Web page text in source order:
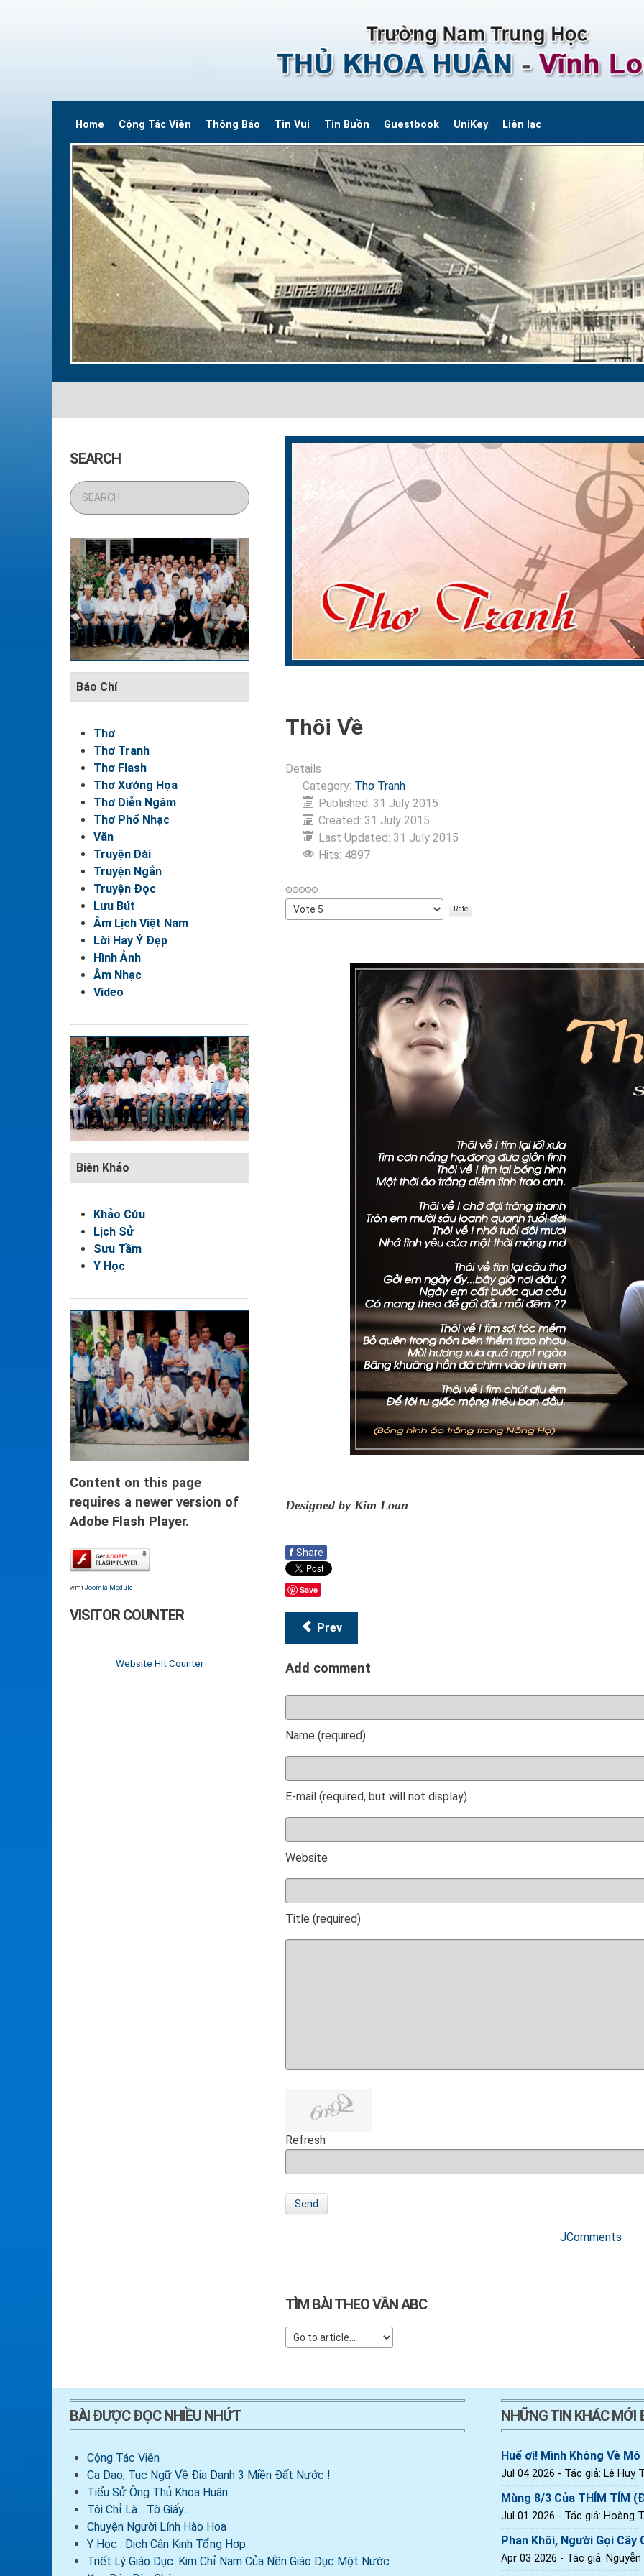
Home Cộng Tác Viên Thông Báo Tin Vui Tin Buồn Guestbook UniKey Liên lạc
SEARCH
Báo Chí
Thơ
Thơ Tranh
Thơ Flash
Thơ Xướng Họa
Thơ Diễn Ngâm
Thơ Phổ Nhạc
Văn
Truyện Dài
Truyện Ngắn
Truyện Đọc
Lưu Bút
Âm Lịch Việt Nam
Lời Hay Ý Đẹp
Hình Ảnh
Âm Nhạc
Video
Biên Khảo
Khảo Cứu
Lịch Sử
Sưu Tầm
Y Học
Content on this page
requires a newer version of
Adobe Flash Player.
wmt Joomla Module
VISITOR COUNTER
Website Hit Counter
Thôi Về
Details
Category: Thơ Tranh
Published: 31 July 2015
Created: 31 July 2015
Last Updated: 31 July 2015
Hits: 4897
Please
Rate
Designed by Kim Loan
f Share
Save
Prev
Add comment
Name (required)
E-mail (required, but will not display)
Website
Title (required)
Refresh
Send
JComments
TÌM BÀI THEO VẦN ABC
BÀI ĐƯỢC ĐỌC NHIỀU NHỨT
Cộng Tác Viên
Ca Dao, Tục Ngữ Về Địa Danh 3 Miền Đất Nước !
Tiểu Sử Ông Thủ Khoa Huân
Tôi Chỉ Là... Tờ Giấy...
Chuyện Người Lính Hào Hoa
Y Học : Dịch Cân Kinh Tổng Hợp
Triết Lý Giáo Dục: Kim Chỉ Nam Của Nền Giáo Dục Một Nước
NHỮNG TIN KHÁC MỚI
Huế ơi! Mình Không Về Mô
Jul 04 2026 - Tác giả: Lê Huy
Mùng 8/3 Của THÍM TÍM
Jul 01 2026 - Tác giả: Hoàng
Phan Khôi, Người Gọi Cây
Apr 03 2026 - Tác giả: